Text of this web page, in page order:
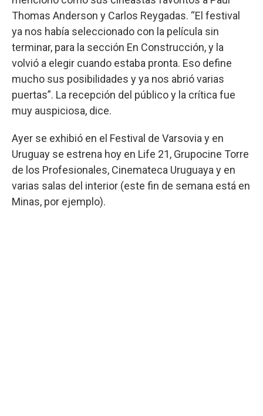
Thomas Anderson y Carlos Reygadas. “El festival
ya nos había seleccionado con la película sin
terminar, para la sección En Construcción, y la
volvió a elegir cuando estaba pronta. Eso define
mucho sus posibilidades y ya nos abrió varias
puertas”. La recepción del público y la crítica fue
muy auspiciosa, dice.
Ayer se exhibió en el Festival de Varsovia y en
Uruguay se estrena hoy en Life 21, Grupocine Torre
de los Profesionales, Cinemateca Uruguaya y en
varias salas del interior (este fin de semana está en
Minas, por ejemplo).